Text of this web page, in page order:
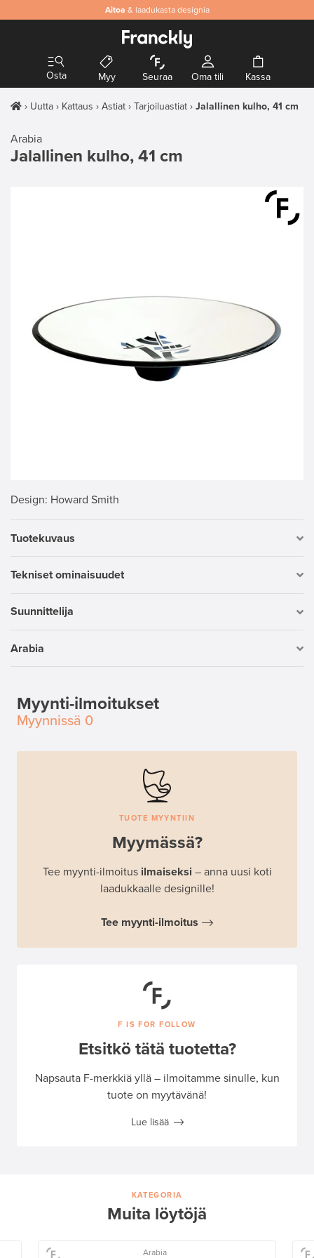
Aitoa & laadukasta designia
Osta Myy Seuraa Oma tili Kassa
Uutta Kattaus Astiat Tarjoiluastiat Jalallinen kulho, 41 cm
Arabia
Jalallinen kulho, 41 cm
Design: Howard Smith
Tuotekuvaus
Tekniset ominaisuudet
Suunnittelija
Arabia
Myynti-ilmoitukset
Myynnissä 0
TUOTE MYYNTIIN
Myymässä?
Tee myynti-ilmoitus ilmaiseksi – anna uusi koti
laadukkaalle designille!
Tee myynti-ilmoitus
F IS FOR FOLLOW
Etsitkö tätä tuotetta?
Napsauta F-merkkiä yllä – ilmoitamme sinulle, kun
tuote on myytävänä!
Lue lisää
KATEGORIA
Muita löytöjä
Arabia